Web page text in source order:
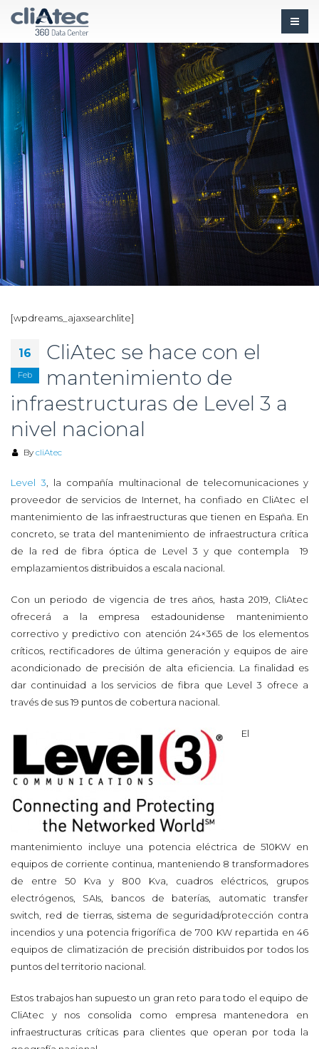
[wpdreams_ajaxsearchlite]
16
Feb
CliAtec se hace con el
mantenimiento de
infraestructuras de Level 3 a
nivel nacional
By cliAtec
Level 3 , la compañía multinacional de telecomunicaciones y
proveedor de servicios de Internet, ha confiado en CliAtec el
mantenimiento de las infraestructuras que tienen en España. En
concreto, se trata del mantenimiento de infraestructura crítica
de la red de fibra óptica de Level 3 y que contempla 19
emplazamientos distribuidos a escala nacional.
Con un periodo de vigencia de tres años, hasta 2019, CliAtec
ofrecerá a la empresa estadounidense mantenimiento
correctivo y predictivo con atención 24×365 de los elementos
críticos, rectificadores de última generación y equipos de aire
acondicionado de precisión de alta eficiencia. La finalidad es
dar continuidad a los servicios de fibra que Level 3 ofrece a
través de sus 19 puntos de cobertura nacional.
El
mantenimiento incluye una potencia eléctrica de 510KW en
equipos de corriente continua, manteniendo 8 transformadores
de entre 50 Kva y 800 Kva, cuadros eléctricos, grupos
electrógenos, SAIs, bancos de baterías, automatic transfer
switch, red de tierras, sistema de seguridad/protección contra
incendios y una potencia frigorífica de 700 KW repartida en 46
equipos de climatización de precisión distribuidos por todos los
puntos del territorio nacional.
Estos trabajos han supuesto un gran reto para todo el equipo de
CliAtec y nos consolida como empresa mantenedora en
infraestructuras críticas para clientes que operan por toda la